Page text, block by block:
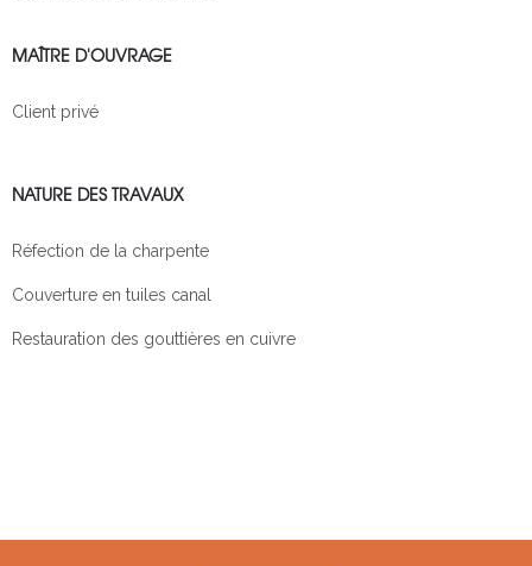
MAÎTRE D'OUVRAGE
Client privé
NATURE DES TRAVAUX
Réfection de la charpente
Couverture en tuiles canal
Restauration des gouttières en cuivre